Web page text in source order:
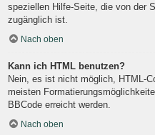
speziellen Hilfe-Seite, die von der
zugänglich ist.
Nach oben
Kann ich HTML benutzen?
Nein, es ist nicht möglich, HTML-
meisten
BBCode erreicht werden.
Nach oben